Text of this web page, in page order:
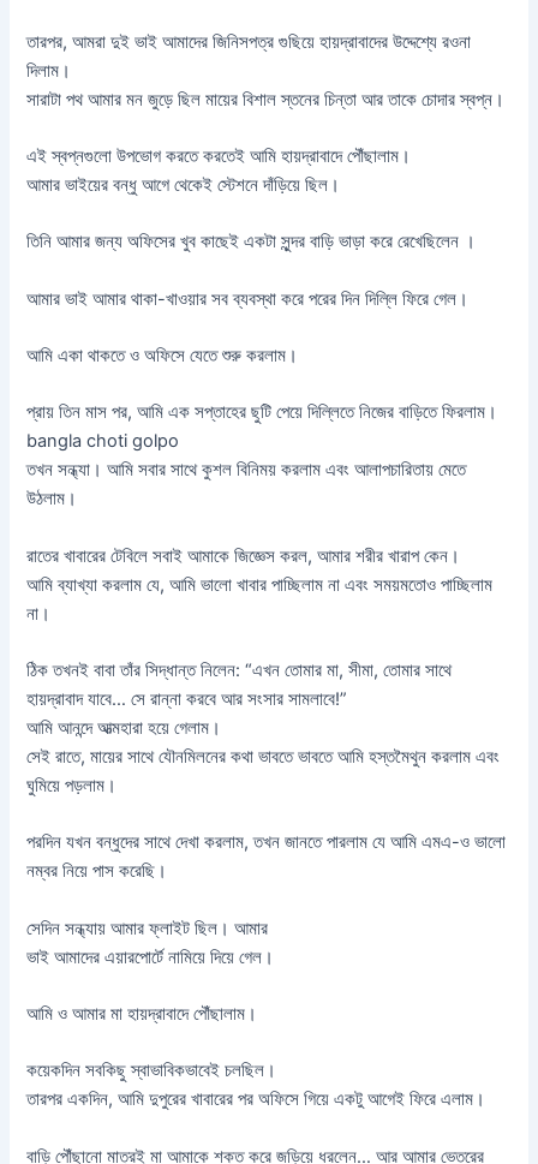
তারপর, আমরা দুই ভাই আমাদের জিনিসপত্র গুছিয়ে হায়দ্রাবাদের উদ্দেশ্যে রওনা
দিলাম।
সারাটা পথ আমার মন জুড়ে ছিল মায়ের বিশাল স্তনের চিন্তা আর তাকে চোদার স্বপ্ন।
এই স্বপ্নগুলো উপভোগ করতে করতেই আমি হায়দ্রাবাদে পৌঁছালাম।
আমার ভাইয়ের বন্ধু আগে থেকেই স্টেশনে দাঁড়িয়ে ছিল।
তিনি আমার জন্য অফিসের খুব কাছেই একটা সুন্দর বাড়ি ভাড়া করে রেখেছিলেন ।
আমার ভাই আমার থাকা-খাওয়ার সব ব্যবস্থা করে পরের দিন দিল্লি ফিরে গেল।
আমি একা থাকতে ও অফিসে যেতে শুরু করলাম।
প্রায় তিন মাস পর, আমি এক সপ্তাহের ছুটি পেয়ে দিল্লিতে নিজের বাড়িতে ফিরলাম।
bangla choti golpo
তখন সন্ধ্যা। আমি সবার সাথে কুশল বিনিময় করলাম এবং আলাপচারিতায় মেতে
উঠলাম।
রাতের খাবারের টেবিলে সবাই আমাকে জিজ্ঞেস করল, আমার শরীর খারাপ কেন।
আমি ব্যাখ্যা করলাম যে, আমি ভালো খাবার পাচ্ছিলাম না এবং সময়মতোও পাচ্ছিলাম
না।
ঠিক তখনই বাবা তাঁর সিদ্ধান্ত নিলেন: “এখন তোমার মা, সীমা, তোমার সাথে
হায়দ্রাবাদ যাবে… সে রান্না করবে আর সংসার সামলাবে!”
আমি আনন্দে আত্মহারা হয়ে গেলাম।
সেই রাতে, মায়ের সাথে যৌনমিলনের কথা ভাবতে ভাবতে আমি হস্তমৈথুন করলাম এবং
ঘুমিয়ে পড়লাম।
পরদিন যখন বন্ধুদের সাথে দেখা করলাম, তখন জানতে পারলাম যে আমি এমএ-ও ভালো
নম্বর নিয়ে পাস করেছি।
সেদিন সন্ধ্যায় আমার ফ্লাইট ছিল। আমার
ভাই আমাদের এয়ারপোর্টে নামিয়ে দিয়ে গেল।
আমি ও আমার মা হায়দ্রাবাদে পৌঁছালাম।
কয়েকদিন সবকিছু স্বাভাবিকভাবেই চলছিল।
তারপর একদিন, আমি দুপুরের খাবারের পর অফিসে গিয়ে একটু আগেই ফিরে এলাম।
বাড়ি পৌঁছানো মাত্রই মা আমাকে শক্ত করে জড়িয়ে ধরলেন… আর আমার ভেতরের